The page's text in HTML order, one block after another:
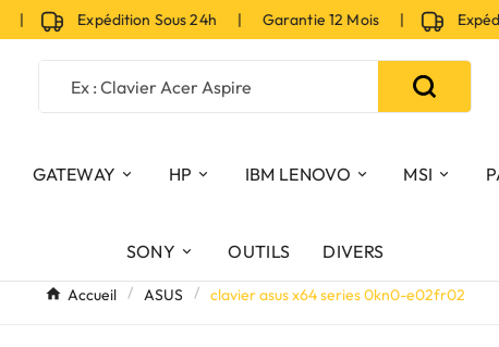
Expédition Sous 24h | Garantie 12 Mois |
GATEWAY HP IBM LENOVO MSI
SONY OUTILS DIVERS
Accueil ASUS clavier asus x64 series 0kn0-e02fr02